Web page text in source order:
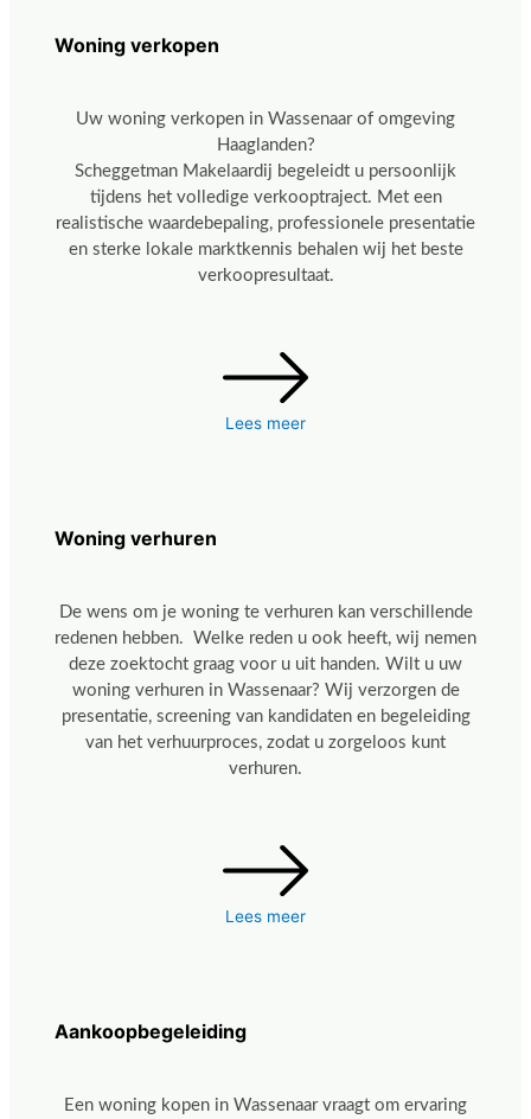
Woning verkopen
Uw woning verkopen in Wassenaar of omgeving
Haaglanden?
Scheggetman Makelaardij begeleidt u persoonlijk
tijdens het volledige verkooptraject. Met een
realistische waardebepaling, professionele presentatie
en sterke lokale marktkennis behalen wij het beste
verkoopresultaat.
Lees meer
Lees meer
Woning verhuren
De wens om je woning te verhuren kan verschillende
redenen hebben. Welke reden u ook heeft, wij nemen
deze zoektocht graag voor u uit handen. Wilt u uw
woning verhuren in Wassenaar? Wij verzorgen de
presentatie, screening van kandidaten en begeleiding
van het verhuurproces, zodat u zorgeloos kunt
verhuren.
Aankoopbegeleiding
Een woning kopen in Wassenaar vraagt om ervaring